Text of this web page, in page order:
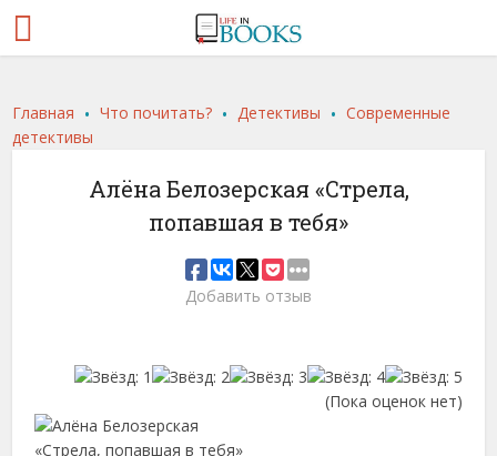
Главная .Что почитать? . Детективы .Современные
детективы
Алёна Белозерская «Стрела,
попавшая в тебя»
Добавить отзыв
(Пока оценок нет)